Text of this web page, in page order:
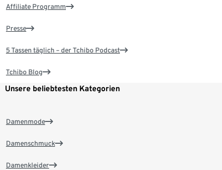
Affiliate Programm
Presse
5 Tassen täglich – der Tchibo Podcast
Tchibo Blog
Unsere beliebtesten Kategorien
Damenmode
Damenschmuck
Damenkleider